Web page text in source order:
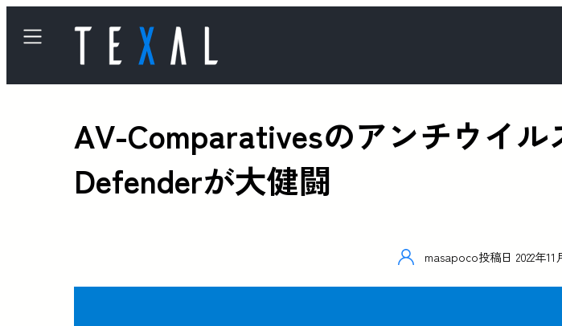
AV-Comparativesのアンチウイ
Defenderが大健闘
masapoco投稿日 2022年11